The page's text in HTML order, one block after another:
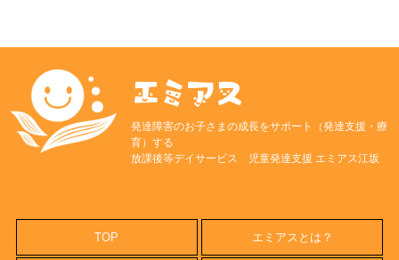
発達障害のお子さまの成長をサポート（発達支援・療
育）する
放課後等デイサービス 児童発達支援 エミアス江坂
TOP エミアスとは？